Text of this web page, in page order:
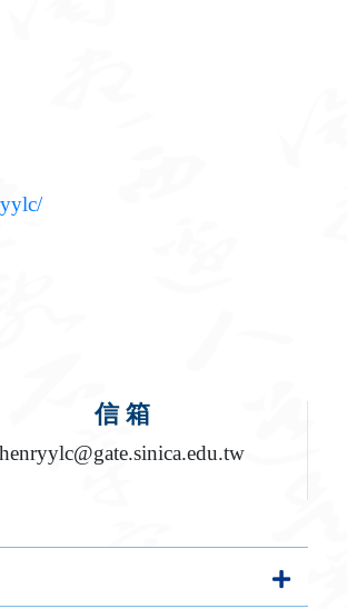
信 箱
henryylc@gate.sinica.edu.tw